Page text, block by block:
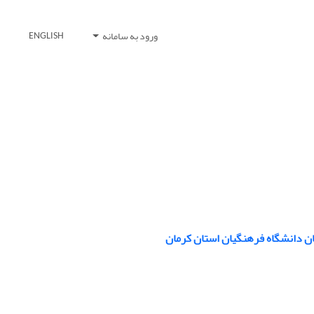
ورود به سامانه ENGLISH
دانشگاه فرهنگیان استان کرمان